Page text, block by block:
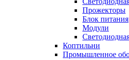
Прожекторы
Блок питания
Модули
Коптильни
Промышленное